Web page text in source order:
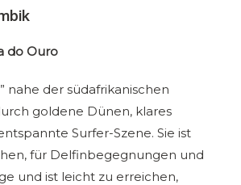
do Ouro
nahe der südafrikanischen
goldene Dünen, klares
Surfer-Szene. Sie ist
für Delfinbegegnungen und
und ist leicht zu erreichen,